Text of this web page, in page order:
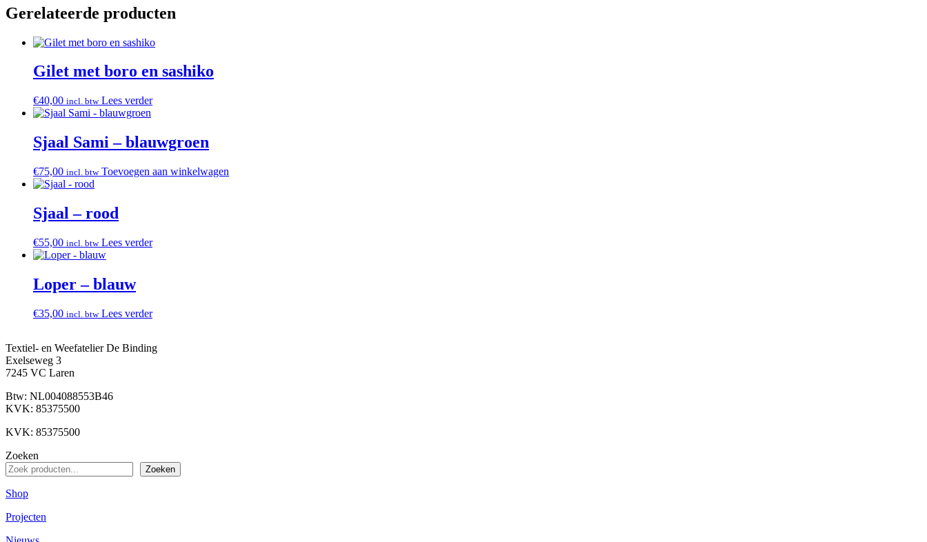
Gerelateerde producten
Gilet met boro en sashiko
€40,00 incl. btw Lees verder
Sjaal Sami – blauwgroen
€75,00 incl. btw Toevoegen aan winkelwagen
Sjaal – rood
€55,00 incl. btw Lees verder
Loper – blauw
€35,00 incl. btw Lees verder
Textiel- en Weefatelier De Binding
Exelseweg 3
7245 VC Laren
Btw: NL004088553B46
KVK: 85375500
KVK: 85375500
Zoeken
Zoeken
Shop
Projecten